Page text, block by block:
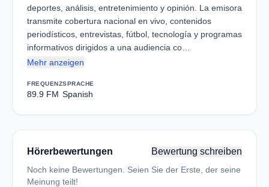
deportes, análisis, entretenimiento y opinión. La emisora
transmite cobertura nacional en vivo, contenidos
periodísticos, entrevistas, fútbol, tecnología y programas
informativos dirigidos a una audiencia co…
Mehr anzeigen
FREQUENZ
89.9 FM
SPRACHE
Spanish
Hörerbewertungen Bewertung schreiben
Noch keine Bewertungen. Seien Sie der Erste, der seine
Meinung teilt!